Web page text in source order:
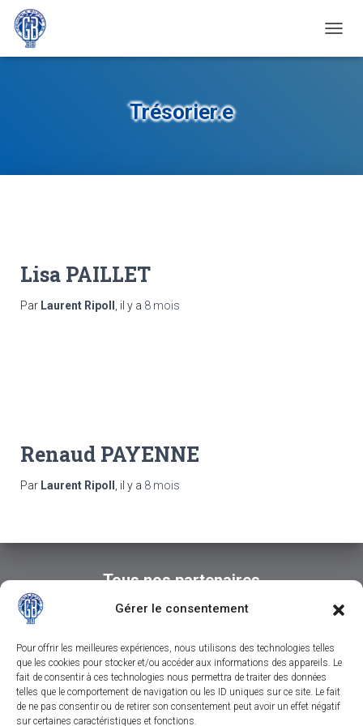
Gérer le consentement
Pour offrir les meilleures expériences, nous utilisons des technologies telles
que les cookies pour stocker et/ou accéder aux informations des appareils. Le
fait de consentir à ces technologies nous permettra de traiter des données
telles que le comportement de navigation ou les ID uniques sur ce site. Le fait
de ne pas consentir ou de retirer son consentement peut avoir un effet négatif
sur certaines caractéristiques et fonctions.
Trésorier.e
Lisa PAILLET
Par Laurent Ripoll , il y a 8 mois
Renaud PAYENNE
Par Laurent Ripoll , il y a 8 mois
Tous nos partenaires